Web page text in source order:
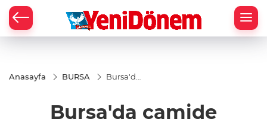
Anasayfa BURSA
Bursa'da
ibadet
Bursa'da camide